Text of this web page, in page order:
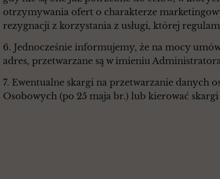
otrzymywania ofert o charakterze
rezygnacji z korzystania z usługi, której
6. Jednocześnie informujemy, że na mocy
adres, przetwarzane są w imieniu
7. Ewentualne skargi na przetwarzanie danych
Osobowych (po 25 maja br.) lub kierować